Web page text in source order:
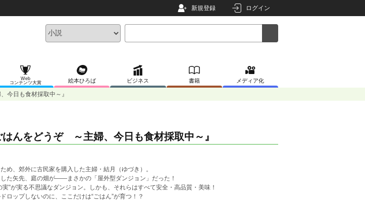
新規登録 ログイン
Web
コンテンツ大賞
絵本ひろば ビジネス 書籍 メディア化
今日も食材採取中～』
はんをどうぞ ～主婦、今日も食材採取中～』
め、郊外に古民家を購入した主婦・結月（ゆづき）。
た矢先、庭の畑が――まさかの「屋外型ダンジョン」だった！
”が実る不思議なダンジョン。しかも、それらはすべて安全・高品質・美味！
ロップしないのに、ここだけは“ごはん”が育つ！？